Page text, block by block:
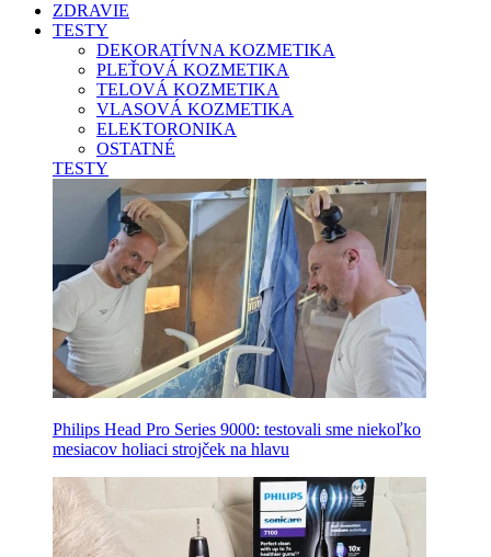
ZDRAVIE
TESTY
DEKORATÍVNA KOZMETIKA
PLEŤOVÁ KOZMETIKA
TELOVÁ KOZMETIKA
VLASOVÁ KOZMETIKA
ELEKTORONIKA
OSTATNÉ
TESTY
Philips Head Pro Series 9000: testovali sme niekoľko
mesiacov holiaci strojček na hlavu